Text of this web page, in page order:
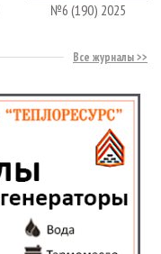
№6 (190) 2025
Все журналы